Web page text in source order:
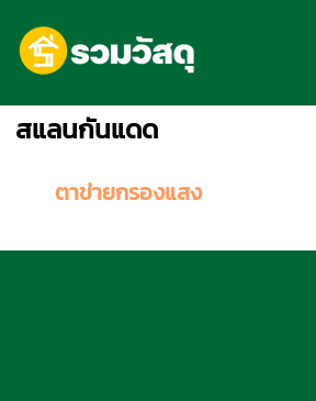
สแลนกันแดด
ตาข่ายกรองแสง